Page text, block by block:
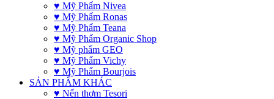
♥ Mỹ Phẩm Nivea
♥ Mỹ Phẩm Ronas
♥ Mỹ Phẩm Teana
♥ Mỹ Phẩm Organic Shop
♥ Mỹ phẩm GEO
♥ Mỹ Phẩm Vichy
♥ Mỹ Phẩm Bourjois
SẢN PHẨM KHÁC
♥ Nến thơm Tesori